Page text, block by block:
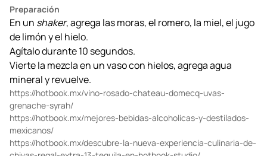
Preparación
En un shaker, agrega las moras, el romero, la miel, el jugo
de limón y el hielo.
Agítalo durante 10 segundos.
Vierte la mezcla en un vaso con hielos, agrega agua
mineral y revuelve.
https://hotbook.mx/vino-rosado-chateau-domecq-uvas-
grenache-syrah/
https://hotbook.mx/mejores-bebidas-alcoholicas-y-destilados-
mexicanos/
https://hotbook.mx/descubre-la-nueva-experiencia-culinaria-de-